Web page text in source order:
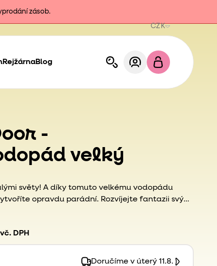
zásob.
CZK
RejžárnaBlog
-
velký
světy! A díky tomuto velkému vodopádu
opravdu parádní. Rozvíjejte fantazii svých
vč. DPH
Doručíme v úterý 11.8.